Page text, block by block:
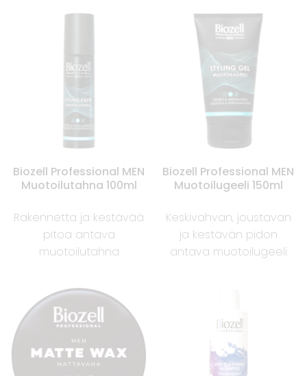
Biozell Professional MEN
Muotoilutahna 100ml
Rakennetta ja kestävää
pitoa antava
muotoilutahna
Biozell Professional MEN
Muotoilugeeli 150ml
Keskivahvan, joustavan
ja kestävän pidon
antava muotoilugeeli